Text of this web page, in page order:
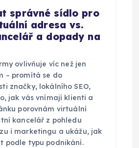
správné sídlo pro
adresa vs.
a dopady na
ovlivňuje víc než jen
– promítá se do
značky, lokálního SEO,
jak vás vnímají klienti a
porovnám virtuální
kancelář z pohledu
i marketingu a ukážu, jak
podle typu podnikání.